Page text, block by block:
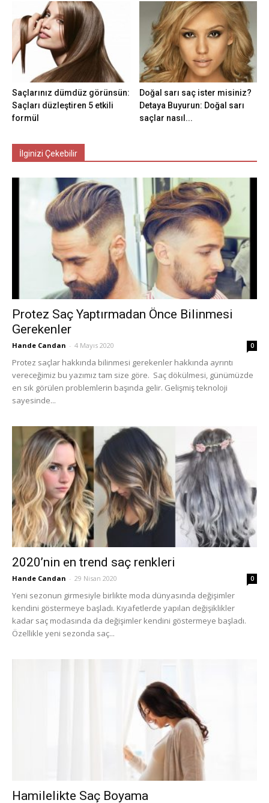
Saçlarınız dümdüz görünsün:
Saçları düzleştiren 5 etkili
formül
Doğal sarı saç ister misiniz?
Detaya Buyurun: Doğal sarı
saçlar nasıl...
İlginizi Çekebilir
Protez Saç Yaptırmadan Önce Bilinmesi
Gerekenler
Hande Candan - 4 Mayıs 2020 0
Protez saçlar hakkında bilinmesi gerekenler hakkında ayrıntı
vereceğimiz bu yazımız tam size göre. Saç dökülmesi, günümüzde
en sık görülen problemlerin başında gelir. Gelişmiş teknoloji
sayesinde...
2020’nin en trend saç renkleri
Hande Candan - 29 Nisan 2020 0
Yeni sezonun girmesiyle birlikte moda dünyasında değişimler
kendini göstermeye başladı. Kıyafetlerde yapılan değişiklikler
kadar saç modasında da değişimler kendini göstermeye başladı.
Özellikle yeni sezonda saç...
Hamilelikte Saç Boyama